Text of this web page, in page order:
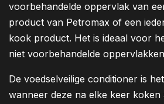
voorbehandelde oppervlak van
product van Petromax of een
kook product. Het is ideaal voor
niet voorbehandelde
De voedselveilige conditioner is
wanneer deze na elke keer